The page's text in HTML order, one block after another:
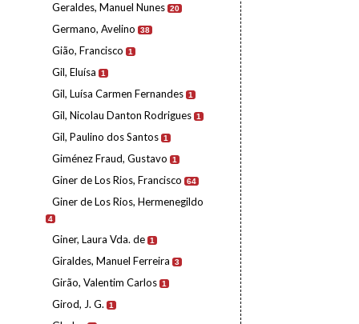
Geraldes, Manuel Nunes 20
Germano, Avelino 38
Gião, Francisco 1
Gil, Eluísa 1
Gil, Luísa Carmen Fernandes 1
Gil, Nicolau Danton Rodrigues 1
Gil, Paulino dos Santos 1
Giménez Fraud, Gustavo 1
Giner de Los Rios, Francisco 64
Giner de Los Rios, Hermenegildo
4
Giner, Laura Vda. de 1
Giraldes, Manuel Ferreira 3
Girão, Valentim Carlos 1
Girod, J. G. 1